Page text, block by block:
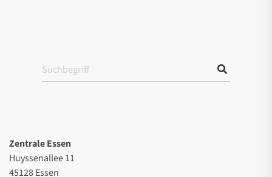
Zentrale Essen
Huyssenallee 11
45128 Essen